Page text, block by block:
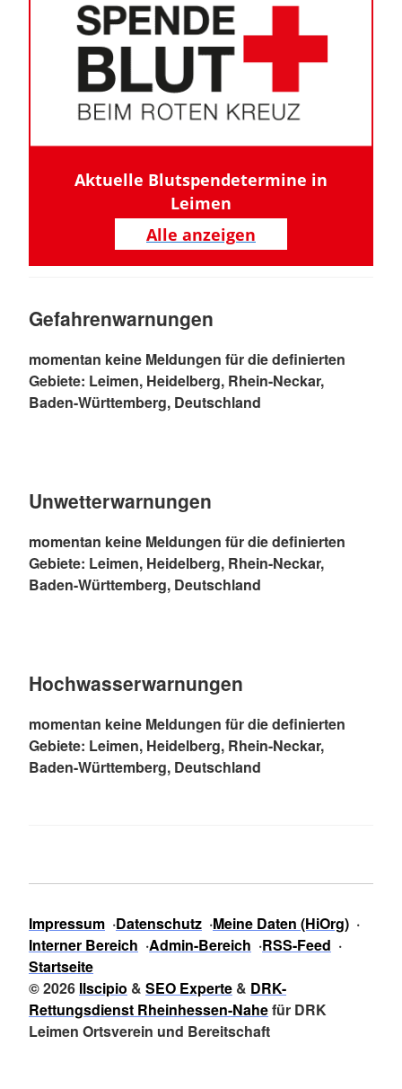
Aktuelle Blutspendetermine in
Leimen
Alle anzeigen
Gefahrenwarnungen
momentan keine Meldungen für die definierten
Gebiete: Leimen, Heidelberg, Rhein-Neckar,
Baden-Württemberg, Deutschland
Unwetterwarnungen
momentan keine Meldungen für die definierten
Gebiete: Leimen, Heidelberg, Rhein-Neckar,
Baden-Württemberg, Deutschland
Hochwasserwarnungen
momentan keine Meldungen für die definierten
Gebiete: Leimen, Heidelberg, Rhein-Neckar,
Baden-Württemberg, Deutschland
Impressum Datenschutz Meine Daten (HiOrg)
Interner Bereich Admin-Bereich
RSS-Feed
Startseite
© 2026 Ilscipio & SEO Experte & DRK-
Rettungsdienst Rheinhessen-Nahefür DRK
Leimen Ortsverein und Bereitschaft